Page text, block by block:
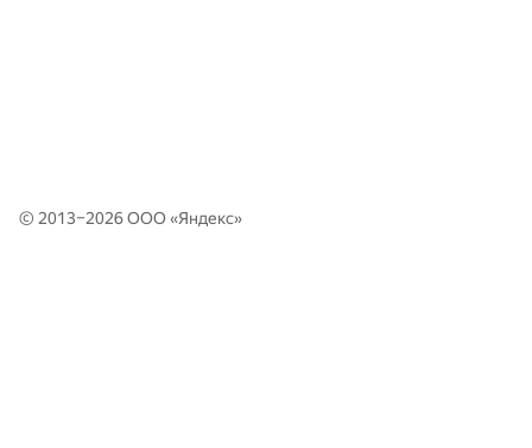
© 2013–2026 ООО «Яндекс»